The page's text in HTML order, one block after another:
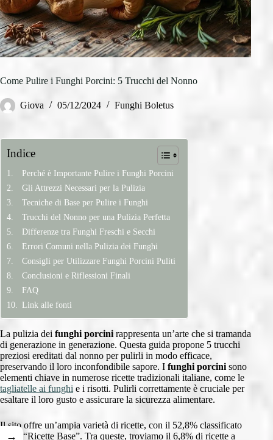
Come Pulire i Funghi Porcini: 5 Trucchi del Nonno
Giova 05/12/2024 Funghi Boletus
Indice
Perché è Importante Pulire i Funghi Porcini
Gli Attrezzi Necessari per la Pulizia
Tecniche di Base per Pulire i Funghi
Trucchi del Nonno per una Pulizia Perfetta
Differenze tra Funghi Freschi e Secchi
Errori Comuni nella Pulizia dei Funghi
Consigli per Utilizzare Funghi Porcini Puliti
Conclusioni e Riflessioni Finali
FAQ
Link alle fonti
La pulizia dei funghi porcini rappresenta un’arte che si tramanda
di generazione in generazione. Questa guida propone 5 trucchi
preziosi ereditati dal nonno per pulirli in modo efficace,
preservando il loro inconfondibile sapore. I funghi porcini sono
elementi chiave in numerose ricette tradizionali italiane, come le
tagliatelle ai funghi e i risotti. Pulirli correttamente è cruciale per
esaltare il loro gusto e assicurare la sicurezza alimentare.
Il sito offre un’ampia varietà di ricette, con il 52,8% classificato
come “Ricette Base”. Tra queste, troviamo il 6,8% di ricette a
→